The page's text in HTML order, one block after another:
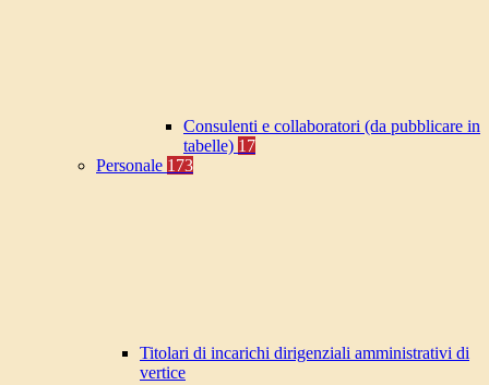
Consulenti e collaboratori (da pubblicare in
tabelle) 17
Personale 173
Titolari di incarichi dirigenziali amministrativi di
vertice